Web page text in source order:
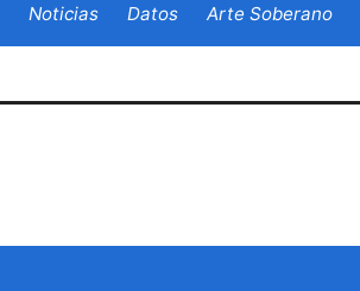
Noticias Datos Arte Soberano